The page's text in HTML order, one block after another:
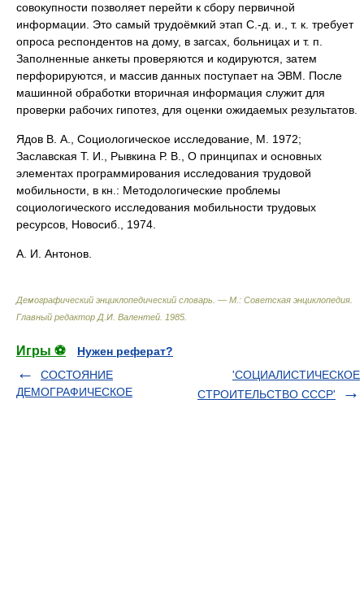
совокупности позволяет перейти к сбору первичной
информации. Это самый трудоёмкий этап С.-д. и., т. к. требует
опроса респондентов на дому, в загсах, больницах и т. п.
Заполненные анкеты проверяются и кодируются, затем
перфорируются, и массив данных поступает на ЭВМ. После
машинной обработки вторичная информация служит для
проверки рабочих гипотез, для оценки ожидаемых результатов.
Ядов В. А., Социологическое исследование, М. 1972;
Заславская Т. И., Рывкина Р. В., О принципах и основных
элементах программирования исследования трудовой
мобильности, в кн.: Методологические проблемы
социологического исследования мобильности трудовых
ресурсов, Новосиб., 1974.
А. И. Антонов.
Демографический энциклопедический словарь. — М.: Советская энциклопедия
Главный редактор Д.И. Валентей 1985
Игры ⚽
Нужен реферат?
СОСТОЯНИЕ
ДЕМОГРАФИЧЕСКОЕ
'СОЦИАЛИСТИЧЕСКОЕ
СТРОИТЕЛЬСТВО СССР'